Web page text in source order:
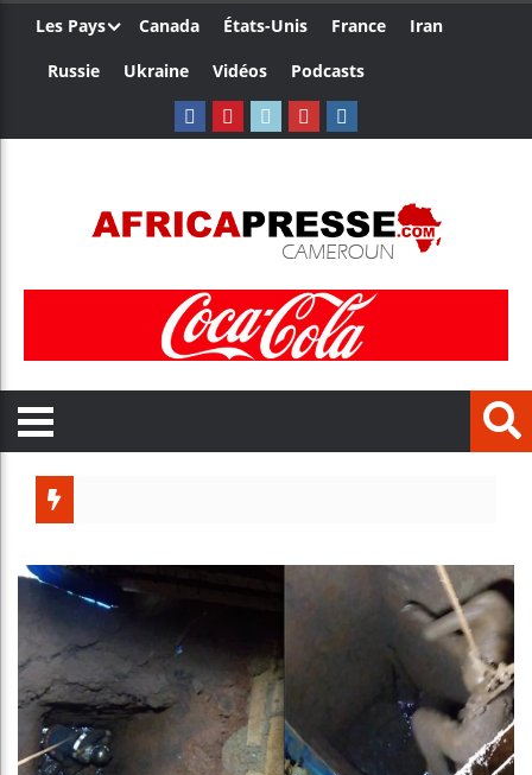
Les Pays Canada États-Unis France
Iran
Russie
Ukraine Vidéos Podcasts
Côte
Ceuta